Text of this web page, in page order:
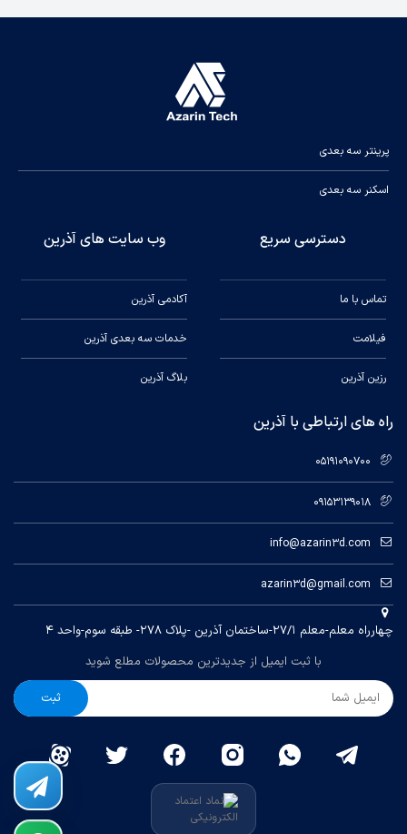
پرینتر سه بعدی
اسکنر سه بعدی
دسترسی سریع
تماس با ما
فیلامت
رزین آذرین
وب سایت های آذرین
آکادمی آذرین
خدمات سه بعدی آذرین
بلاگ آذرین
راه های ارتباطی با آذرین
05191090700
09153139018
info@azarin3d.com
azarin3d@gmail.com
چهارراه معلم-معلم ۲۷/۱-ساختمان آذرین -پلاک ۲۷۸- طبقه سوم-واحد ۴
با ثبت ایمیل از جدیدترین محصولات مطلع شوید
ثبت